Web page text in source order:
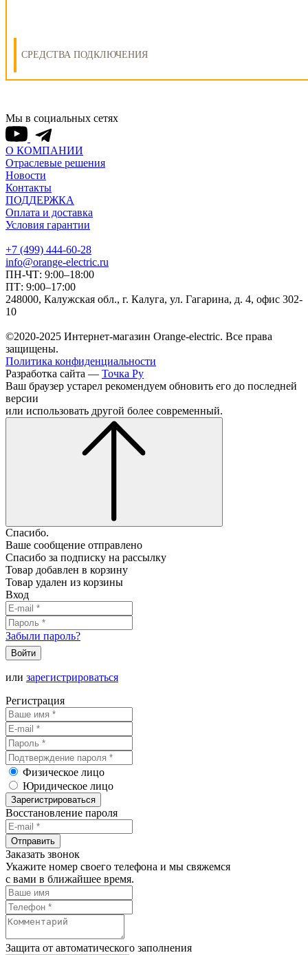
СРЕДСТВА ПОДКЛЮЧЕНИЯ
Мы в социальных сетях
О КОМПАНИИ
Отраслевые решения
Новости
Контакты
ПОДДЕРЖКА
Оплата и доставка
Условия гарантии
+7 (499) 444-60-28
info@orange-electric.ru
ПН-ЧТ: 9:00–18:00
ПТ: 9:00–17:00
248000, Калужская обл., г. Калуга, ул. Гагарина, д. 4, офис 302-
10
©2020-2025 Интернет-магазин Orange-electric. Все права
защищены.
Политика конфиденциальности
Разработка сайта — Точка Ру
Ваш браузер устарел рекомендуем обновить его до последней
версии
или использовать другой более современный.
Спасибо.
Ваше сообщение отправлено
Спасибо за подписку на рассылку
Товар добавлен в корзину
Товар удален из корзины
Вход
Забыли пароль?
Войти
или зарегистрироваться
Регистрация
Физическое лицо
Юридическое лицо
Зарегистрироваться
Восстановление пароля
Отправить
Заказать звонок
Укажите номер своего телефона и мы свяжемся
с вами в ближайшее время.
Защита от автоматического заполнения